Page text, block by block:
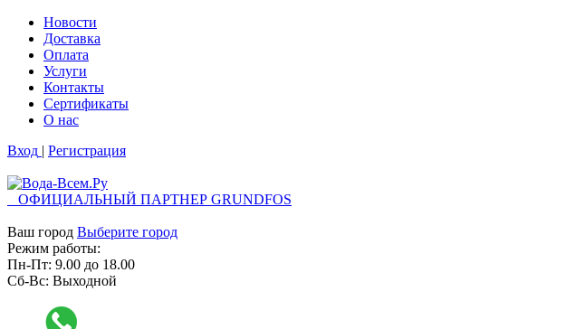
Новости
Доставка
Оплата
Услуги
Контакты
Cертификаты
О нас
Вход | Регистрация
ОФИЦИАЛЬНЫЙ ПАРТНЕР GRUNDFOS
Ваш город Выберите город
Режим работы:
Пн-Пт: 9.00 до 18.00
Сб-Вс: Выходной